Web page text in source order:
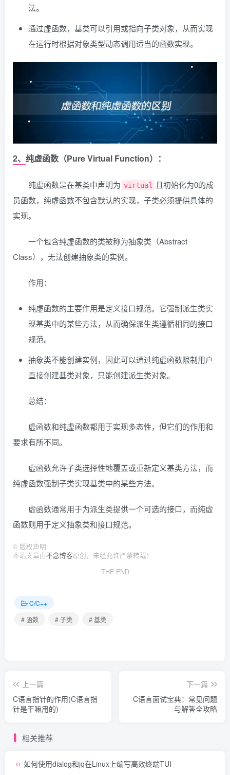
法。
通过虚函数，基类可以引用或指向子类对象，从而实现
在运行时根据对象类型动态调用适当的函数实现。
2、纯虚函数（Pure Virtual Function）：
纯虚函数是在基类中声明为 virtual
且初始化为0的成
员函数，纯虚函数不包含默认的实现，子类必须提供具体的
实现。
一个包含纯虚函数的类被称为抽象类（Abstract
Class），无法创建抽象类的实例。
作用：
纯虚函数的主要作用是定义接口规范。它强制派生类实
现基类中的某些方法，从而确保派生类遵循相同的接口
规范。
抽象类不能创建实例，因此可以通过纯虚函数限制用户
直接创建基类对象，只能创建派生类对象。
总结：
虚函数和纯虚函数都用于实现多态性，但它们的作用和
要求有所不同。
虚函数允许子类选择性地覆盖或重新定义基类方法，而
纯虚函数强制子类实现基类中的某些方法。
虚函数通常用于为派生类提供一个可选的接口，而纯虚
函数则用于定义抽象类和接口规范。
© 版权声明
本站文章由不念博客原创，未经允许严禁转载！
THE END
C/C++
# 函数
# 子类 # 基类
上一篇
C语言指针的作用(C语言指
针是干嘛用的)
下一篇
C语言面试宝典：常见问题
与解答全攻略
相关推荐
如何使用dialog和jq在Linux上编写高效终端TUI